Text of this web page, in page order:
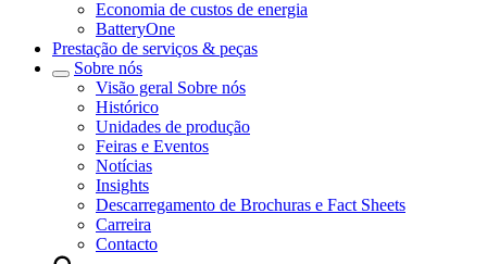
Economia de custos de energia
BatteryOne
Prestação de serviços & peças
Sobre nós
Visão geral Sobre nós
Histórico
Unidades de produção
Feiras e Eventos
Notícias
Insights
Descarregamento de Brochuras e Fact Sheets
Carreira
Contacto